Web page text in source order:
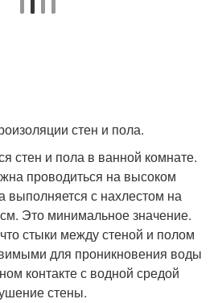
стен и пола.
стен и пола в ванной комнате.
проводиться на высоком
выполняется с нахлестом на
Это минимальное значение.
стыки между стеной и полом
для проникновения воды
контакте с водной средой
стены.